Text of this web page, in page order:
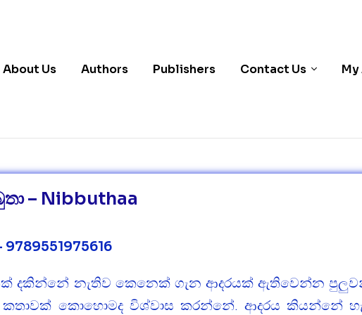
About Us Authors Publishers Contact Us
– Nibbuthaa
9789551975616
දකින්නේ නැතිව කෙනෙක් ගැන ආදරයක් ඇතිවෙන්න
කොහොමද විශ්වාස කරන්නේ. ආදරය කියන්නේ